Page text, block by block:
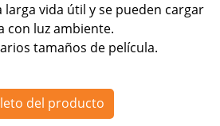
larga vida útil y se pueden cargar
con luz ambiente.
tamaños de película.
del producto